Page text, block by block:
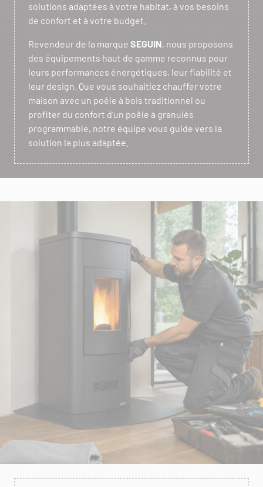
solutions adaptées à votre habitat, à vos besoins
de confort et à votre budget.
Revendeur de la marque SEGUIN, nous proposons
des équipements haut de gamme reconnus pour
leurs performances énergétiques, leur fiabilité et
leur design. Que vous souhaitiez chauffer votre
maison avec un poêle à bois traditionnel ou
profiter du confort d’un poêle à granulés
programmable, notre équipe vous guide vers la
solution la plus adaptée.